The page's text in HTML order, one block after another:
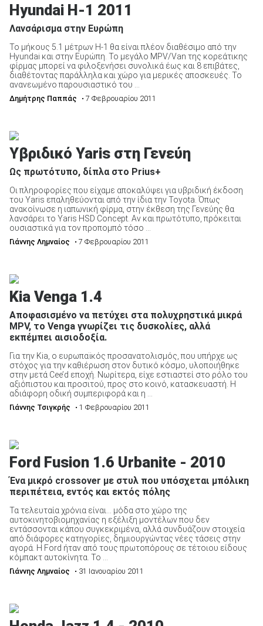
Hyundai H-1 2011
Λανσάρισμα στην Ευρώπη
Το μήκους 5.1 μέτρων H-1 θα είναι πλέον διαθέσιμο από την
Hyundai και στην Ευρώπη. Το μεγάλο MPV/Van της κορεάτικης
φίρμας μπορεί να φιλοξενήσει συνολικά έως και 8 επιβάτες,
διαθέτοντας παράλληλα και χώρο για μερικές αποσκευές. Το
ανανεωμένο παρουσιαστικό του ...
Δημήτρης Παππάς • 7 Φεβρουαρίου 2011
Υβριδικό Yaris στη Γενεύη
Ως πρωτότυπο, δίπλα στο Prius+
Οι πληροφορίες που είχαμε αποκαλύψει για υβριδική έκδοση
του Yaris επαληθεύονται από την ίδια την Toyota. Όπως
ανακοίνωσε η ιαπωνική φίρμα, στην έκθεση της Γενεύης θα
λανσάρει το Yaris HSD Concept. Αν και πρωτότυπο, πρόκειται
ουσιαστικά για τον προπομπό τόσο ...
Γιάννης Λημναίος • 7 Φεβρουαρίου 2011
Kia Venga 1.4
Αποφασισμένο να πετύχει στα πολυχρηστικά μικρά
MPV, το Venga γνωρίζει τις δυσκολίες, αλλά
εκπέμπει αισιοδοξία.
Για την Kia, ο ευρωπαϊκός προσανατολισμός, που υπήρχε ως
στόχος για την καθιέρωση στον δυτικό κόσμο, υλοποιήθηκε
στην μετά Cee’d εποχή. Νωρίτερα, είχε εστιαστεί στο ρόλο του
αξιόπιστου και προσιτού, προς στο κοινό, κατασκευαστή. Η
αδιάφορη οδική συμπεριφορά και η ...
Γιάννης Τσιγκρής • 1 Φεβρουαρίου 2011
Ford Fusion 1.6 Urbanite - 2010
Ένα μικρό crossover με στυλ που υπόσχεται μπόλικη
περιπέτεια, εντός και εκτός πόλης
Τα τελευταία χρόνια είναι… μόδα στο χώρο της
αυτοκινητοβιομηχανίας η εξέλιξη μοντέλων που δεν
εντάσσονται κάπου συγκεκριμένα, αλλά συνδυάζουν στοιχεία
από διάφορες κατηγορίες, δημιουργώντας νέες τάσεις στην
αγορά. Η Ford ήταν από τους πρωτοπόρους σε τέτοιου είδους
κόμπακτ αυτοκίνητα. Το ...
Γιάννης Λημναίος • 31 Ιανουαρίου 2011